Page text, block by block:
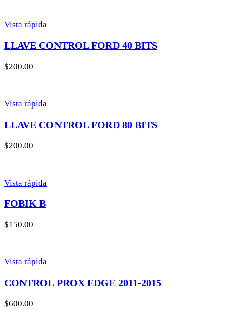
Vista rápida
LLAVE CONTROL FORD 40 BITS
$200.00
Vista rápida
LLAVE CONTROL FORD 80 BITS
$200.00
Vista rápida
FOBIK B
$150.00
Vista rápida
CONTROL PROX EDGE 2011-2015
$600.00